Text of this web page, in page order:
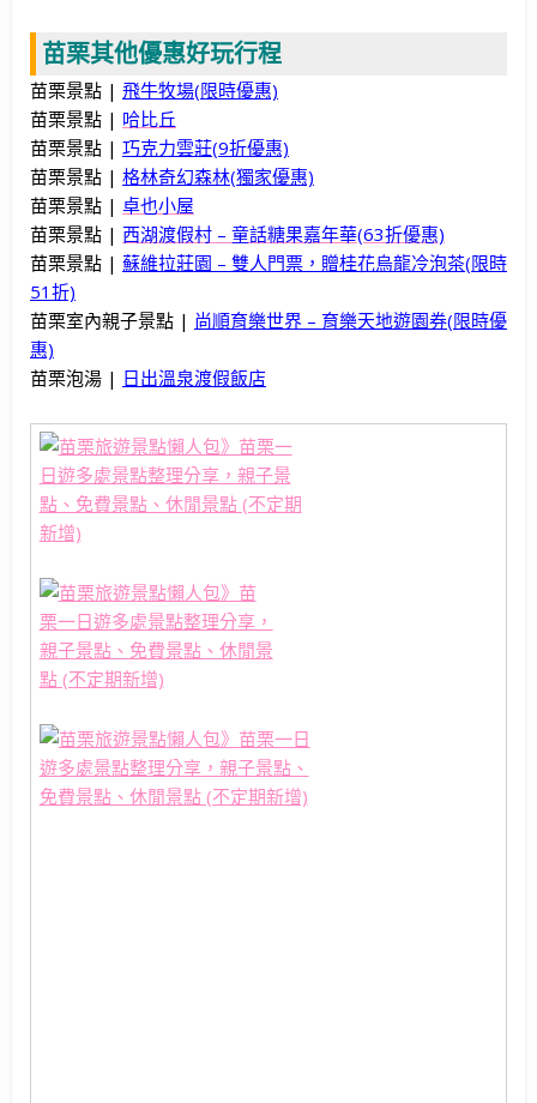
苗栗其他優惠好玩行程
苗栗景點 | 飛牛牧場(限時優惠)
苗栗景點 | 哈比丘
苗栗景點 | 巧克力雲莊(9折優惠)
苗栗景點 | 格林奇幻森林(獨家優惠)
苗栗景點 | 卓也小屋
苗栗景點 | 西湖渡假村 – 童話糖果嘉年華(63折優惠)
苗栗景點 | 蘇維拉莊園 – 雙人門票，贈桂花烏龍冷泡茶(限時
51折)
苗栗室內親子景點 | 尚順育樂世界 – 育樂天地遊園券(限時優
惠)
苗栗泡湯 | 日出溫泉渡假飯店